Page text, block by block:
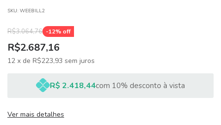
SKU: WEEBILL2
R$3.064,76 -12% off
R$2.687,16
12 x de R$223,93 sem juros
R$ 2.418,44com 10% desconto à vista
Ver mais detalhes